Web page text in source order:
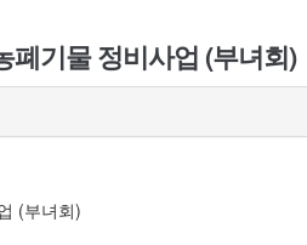
폐기물 정비사업 (부녀회)
(부녀회)